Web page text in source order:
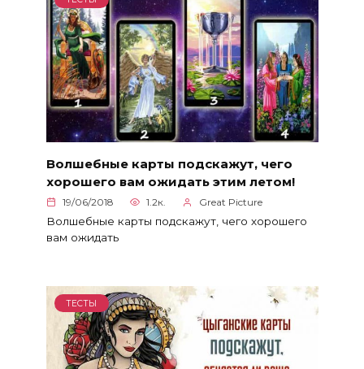
Волшебные карты подскажут, чего
хорошего вам ожидать этим летом!
19/06/2018 1.2к. Great Picture
Волшебные карты подскажут, чего хорошего
вам ожидать
ТЕСТЫ